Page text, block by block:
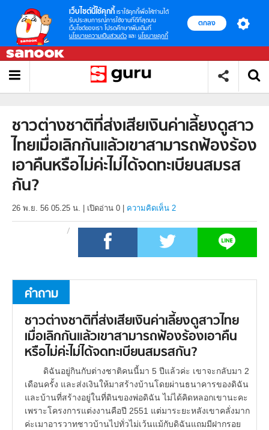
เว็บไซต์นี้ใช้คุกกี้ เราใช้คุกกี้เพื่อให้ท่านได้
รับประสบการณ์การใช้งานที่ดีที่สุดบน
เว็บไซต์ของเรา โปรดศึกษาเพิ่มเติมที่
นโยบายความเป็นส่วนตัว และ นโยบายคุกกี้
ตกลง
ชาวต่างชาติที่ส่งเสียเงินค่าเลี้ยงดูสาว
ไทยเมื่อเลิกกันแล้วเขาสามารถฟ้องร้อง
เอาคืนหรือไม่ค่ะไม่ได้จดทะเบียนสมรส
กัน?
26 พ.ย. 56 05.25 น. เปิดอ่าน 0 ความคิดเห็น 2
คำถาม
ชาวต่างชาติที่ส่งเสียเงินค่าเลี้ยงดูสาวไทย
เมื่อเลิกกันแล้วเขาสามารถฟ้องร้องเอาคืน
หรือไม่ค่ะไม่ได้จดทะเบียนสมรสกัน?
ดิฉันอยู่กินกับต่างชาติคนนี้มา 5 ปีแล้วค่ะ เขาจะกลับมา 2
เดือนครั้ง และส่งเงินให้มาสร้างบ้านโดยผ่านธนาคารของดิฉัน
และบ้านที่สร้างอยู่ในที่ดินของพ่อดิฉัน ไม่ได้คิดหลอกเขานะคะ
เพราะโครงการแต่งงานคือปี 2551 แต่มาระยะหลังเขาคลั่งมาก
ค่ะเมาอารวาทชาวบ้านไปทั่วไม่เว้นแม้กับดิฉันแถมมีฝากรอย